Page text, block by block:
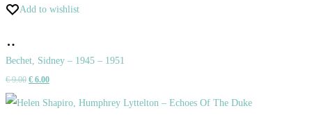
Add to wishlist
do
košíka
Bechet, Sidney – 1945 – 1951
€9.00 Pôvodná
€ 6.00Aktuálna